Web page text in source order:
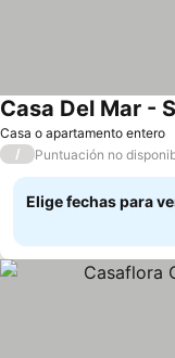
Casa o apartamento entero
/ Puntuación no
Elige fechas para